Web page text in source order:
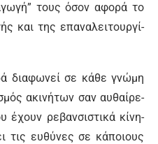
τους ό­σον α­φο­ρά το
και της ε­πα­να­λει­τουρ­γί­
δια­φω­νεί σε κά­θε γνώ­μη
α­κι­νή­των σαν αυ­θαί­ρε­
έ­χουν ρε­βαν­σι­στι­κά κί­νη­
τις ευ­θύ­νες σε κά­ποιους